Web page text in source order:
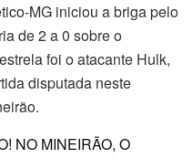
MG iniciou a briga pelo
de 2 a 0 sobre o
foi o atacante Hulk,
disputada neste
NO MINEIRÃO, O